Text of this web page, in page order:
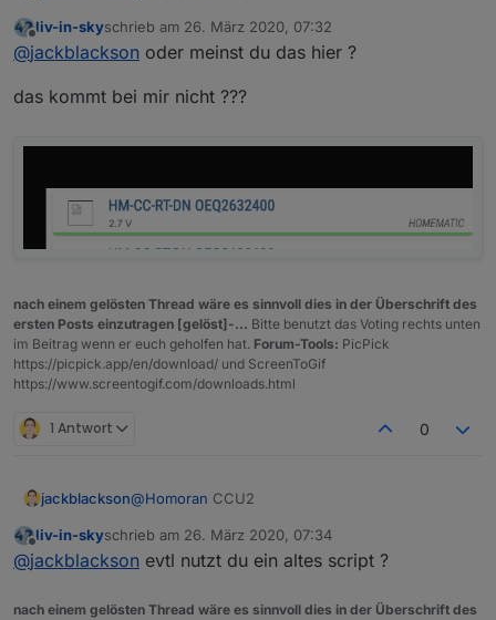
Offline
liv-in-skyschrieb am 26. März 2020, 07:32
zuletzt editiert von
@jackblackson oder meinst du das hier ?
das kommt bei mir nicht ???
nach einem gelösten Thread wäre es sinnvoll dies in der Überschrift des
ersten Posts einzutragen [gelöst]-... Bitte benutzt das Voting rechts unten
im Beitrag wenn er euch geholfen hat. Forum-Tools: PicPick
https://picpick.app/en/download/ und ScreenToGif
https://www.screentogif.com/downloads.html
1 Antwort 0
jackblackson@Homoran CCU2
Offline
liv-in-skyschrieb am 26. März 2020, 07:34
zuletzt editiert von
@jackblackson evtl nutzt du ein altes script ?
nach einem gelösten Thread wäre es sinnvoll dies in der Überschrift des